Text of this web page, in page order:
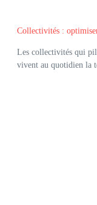
Collectivités :
Les collectivités qui
vivent au quotidien la